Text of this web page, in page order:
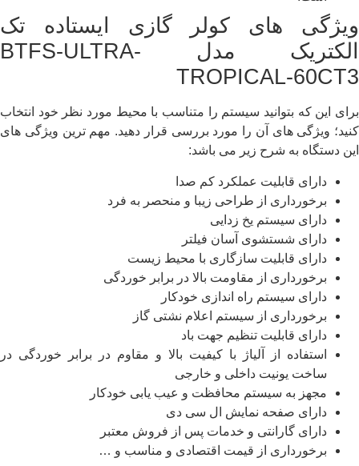
ویژگی های کولر گازی ایستاده تک
الکتریک مدل BTFS-ULTRA-
TROPICAL-60CT3
برای این که بتوانید سیستم را متناسب با محیط مورد نظر خود انتخاب
کنید؛ ویژگی های آن را مورد بررسی قرار دهید. مهم ترین ویژگی های
این دستگاه به شرح زیر می باشد:
دارای قابلیت عملکرد کم صدا
برخورداری از طراحی زیبا و منحصر به فرد
دارای سیستم یخ زدایی
دارای شستشوی آسان فیلتر
دارای قابلیت سازگاری با محیط زیست
برخورداری از مقاومت بالا در برابر خوردگی
دارای سیستم راه اندازی خودکار
برخورداری از سیستم اعلام نشتی گاز
دارای قابلیت تنظیم جهت باد
استفاده از آلیاژ با کیفیت بالا و مقاوم در برابر خوردگی در
ساخت یونیت داخلی و خارجی
مجهز به سیستم محافظت و عیب یابی خودکار
دارای صفحه نمایش ال سی دی
دارای گارانتی و خدمات پس از فروش معتبر
برخورداری از قیمت اقتصادی و مناسب و …